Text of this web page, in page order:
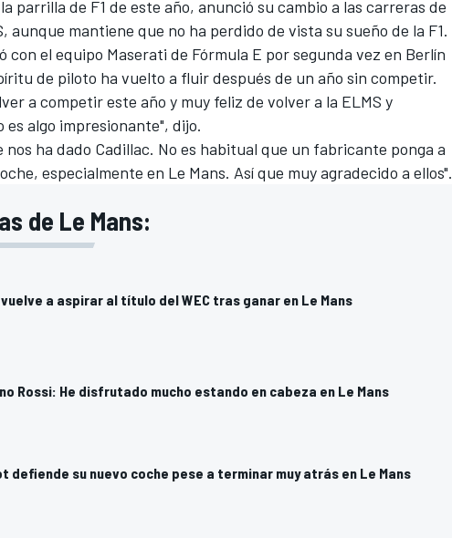
parrilla de F1 de este año, anunció su cambio a las carreras de
aunque mantiene que no ha perdido de vista su sueño de la F1.
el equipo Maserati de Fórmula E por segunda vez en Berlín
de piloto ha vuelto a fluir después de un año sin competir.
a competir este año y muy feliz de volver a la ELMS y
es algo impresionante", dijo.
ha dado Cadillac. No es habitual que un fabricante ponga a
especialmente en Le Mans. Así que muy agradecido a ellos".
de Le Mans:
a aspirar al título del WEC tras ganar en Le Mans
Rossi: He disfrutado mucho estando en cabeza en Le Mans
defiende su nuevo coche pese a terminar muy atrás en Le Mans